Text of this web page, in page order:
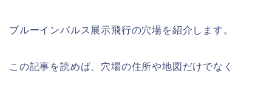
ブルーインパルス展示飛行の穴場を紹介します。
この記事を読めば、穴場の住所や地図だけでなく